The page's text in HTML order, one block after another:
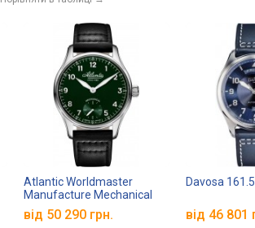
Atlantic Worldmaster
Manufacture Mechanical
52952.41.73
від 50 290 грн.
Davosa
від 46 801